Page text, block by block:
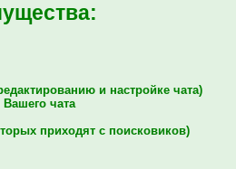
и настройке чата)
чата
приходят с поисковиков)